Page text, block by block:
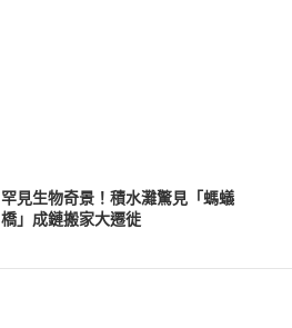
罕見生物奇景！積水灘驚見「螞蟻
橋」成鏈搬家大遷徙